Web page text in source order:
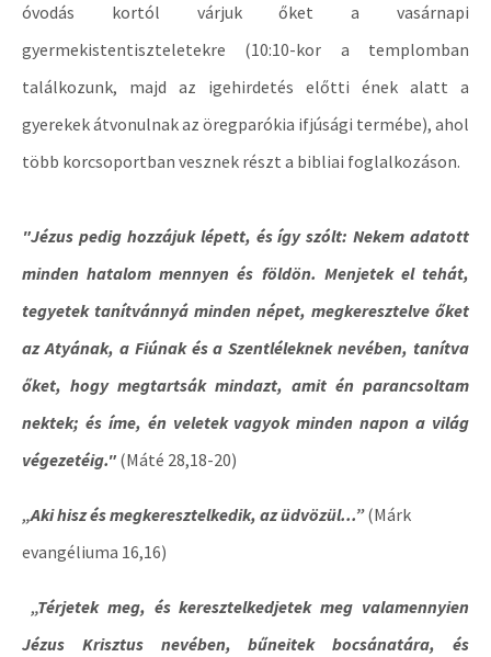
óvodás kortól várjuk őket a vasárnapi
gyermekistentiszteletekre (10:10-kor a templomban
találkozunk, majd az igehirdetés előtti ének alatt a
gyerekek átvonulnak az öregparókia ifjúsági termébe), ahol
több korcsoportban vesznek részt a bibliai foglalkozáson.
"Jézus pedig hozzájuk lépett, és így szólt: Nekem adatott
minden hatalom mennyen és földön. Menjetek el tehát,
tegyetek tanítvánnyá minden népet, megkeresztelve őket
az Atyának, a Fiúnak és a Szentléleknek nevében, tanítva
őket, hogy megtartsák mindazt, amit én parancsoltam
nektek; és íme, én veletek vagyok minden napon a világ
végezetéig." (Máté 28,18-20)
„Aki hisz és megkeresztelkedik, az üdvözül...”(Márk
evangéliuma 16,16)
„Térjetek meg, és keresztelkedjetek meg valamennyien
Jézus Krisztus nevében, bűneitek bocsánatára, és